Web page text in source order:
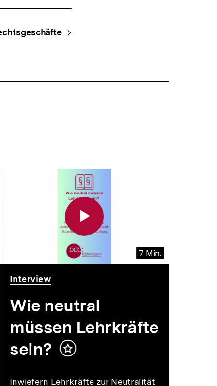
7 Min.
Video
Dauer
7
Min.
Interview
Wie neutral
müssen Lehrkräfte
sein?
Inhalt
Inwiefern Lehrkräfte zur Neutralität